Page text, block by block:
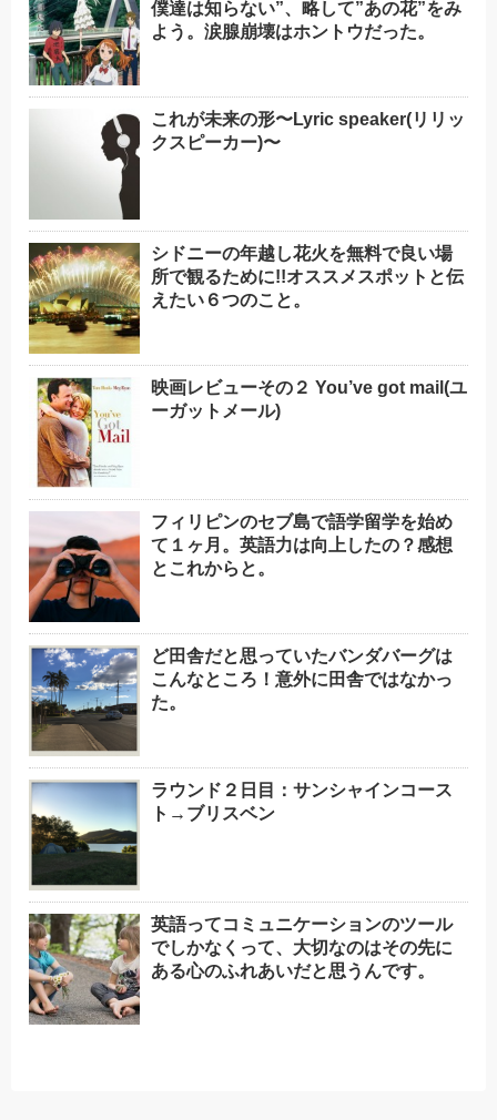
僕達は知らない”、略して”あの花”をみ
よう。涙腺崩壊はホントウだった。
これが未来の形〜Lyric speaker(リリッ
クスピーカー)〜
シドニーの年越し花火を無料で良い場
所で観るために!!オススメスポットと伝
えたい６つのこと。
映画レビューその２ You’ve got mail(ユ
ーガットメール)
フィリピンのセブ島で語学留学を始め
て１ヶ月。英語力は向上したの？感想
とこれからと。
ど田舎だと思っていたバンダバーグは
こんなところ！意外に田舎ではなかっ
た。
ラウンド２日目：サンシャインコース
ト→ブリスベン
英語ってコミュニケーションのツール
でしかなくって、大切なのはその先に
ある心のふれあいだと思うんです。